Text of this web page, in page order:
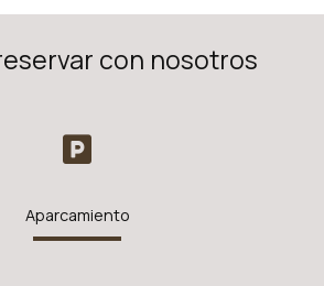
con nosotros
Aparcamiento